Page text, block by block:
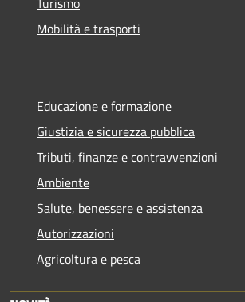
Mobilità e trasporti
Educazione e formazione
Giustizia e sicurezza pubblica
Tributi, finanze e contravvenzioni
Ambiente
Salute, benessere e assistenza
Autorizzazioni
Agricoltura e pesca